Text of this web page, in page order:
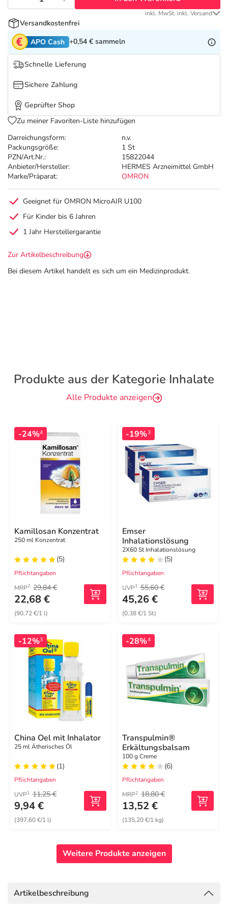
Tierapotheke
Vitamine & Mineralstoffe
Marken
Salus Deals
Darreichungsform:
n.v.
Packungsgröße:
1 St
PZN/Art.Nr.:
15822044
Anbieter/Hersteller:
HERMES Arzneimittel GmbH
Marke/Präparat:
OMRON
inkl. MwSt. inkl. Versand
Versandkostenfrei
APO Cash +0,54 € sammeln
Schnelle Lieferung
Sichere Zahlung
Geprüfter Shop
Zu meiner Favoriten-Liste hinzufügen
Geeignet für OMRON MicroAIR U100
Für Kinder bis 6 Jahren
1 Jahr Herstellergarantie
Zur Artikelbeschreibung
Bei diesem Artikel handelt es sich um ein Medizinprodukt.
Produkte aus der Kategorie Inhalate
Alle Produkte anzeigen
-24%4
Kamillosan Konzentrat
250 ml Konzentrat
(5)
Pflichtangaben
MRP2 29,84 €
22,68 €
(90,72 €/1 l)
-19%3
Emser
Inhalationslösung
2X60 St Inhalationslösung
(5)
Pflichtangaben
UVP1 55,60 €
45,26 €
(0,38 €/1 St)
-12%3
China Oel mit Inhalator
25 ml Ätherisches Öl
(1)
Pflichtangaben
UVP1 11,25 €
9,94 €
(397,60 €/1 l)
-28%4
Transpulmin®
Erkältungsbalsam
100 g Creme
(6)
Pflichtangaben
MRP2 18,80 €
13,52 €
(135,20 €/1 kg)
Weitere Produkte anzeigen
Artikelbeschreibung